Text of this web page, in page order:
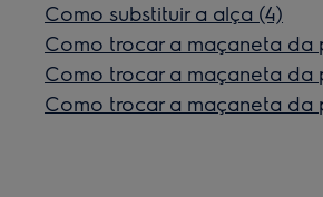
Como substituir a alça (4)
Como trocar a maçaneta da
Como trocar a maçaneta da
Como trocar a maçaneta da